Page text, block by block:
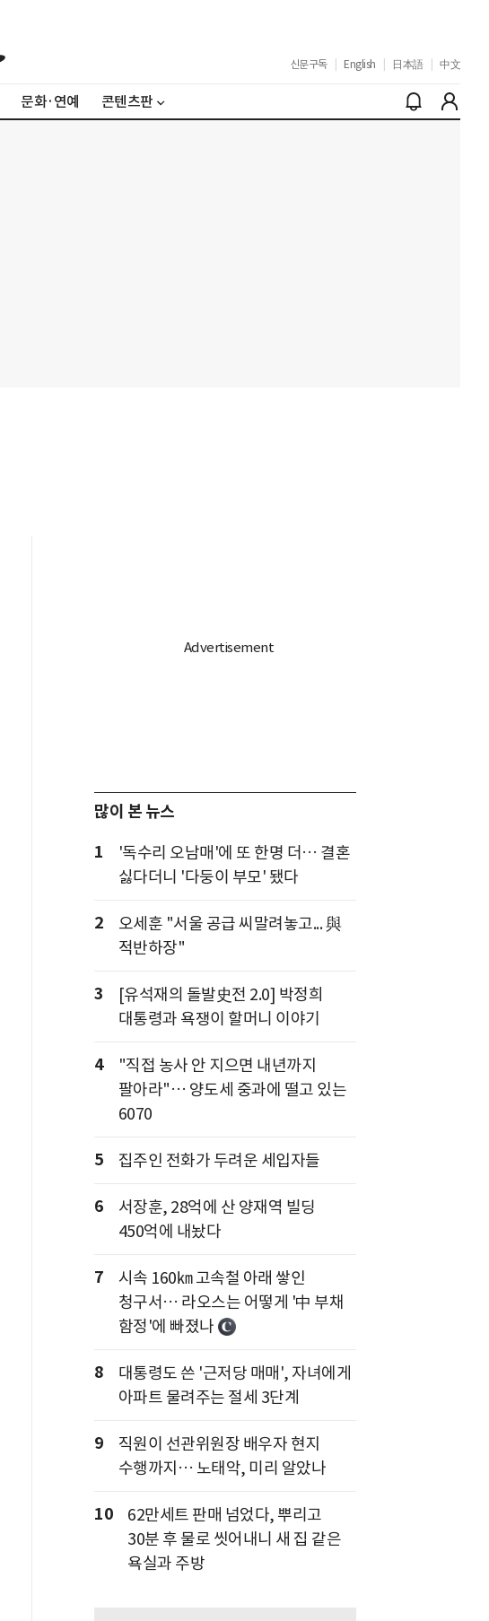
신문구독 English 日本語 中文
문화·연예 콘텐츠판
많이 본 뉴스
1
'독수리 오남매'에 또 한명 더… 결혼
싫다더니 '다둥이 부모' 됐다
2
오세훈 "서울 공급 씨말려놓고... 與
적반하장"
3
[유석재의 돌발史전 2.0] 박정희
대통령과 욕쟁이 할머니 이야기
4
"직접 농사 안 지으면 내년까지
팔아라"… 양도세 중과에 떨고 있는
6070
5 집주인 전화가 두려운 세입자들
6
서장훈, 28억에 산 양재역 빌딩
450억에 내놨다
7
시속 160㎞ 고속철 아래 쌓인
청구서… 라오스는 어떻게 '中 부채
함정'에 빠졌나
8
대통령도 쓴 '근저당 매매', 자녀에게
아파트 물려주는 절세 3단계
9
직원이 선관위원장 배우자 현지
수행까지… 노태악, 미리 알았나
10
62만세트 판매 넘었다, 뿌리고
30분 후 물로 씻어내니 새 집 같은
욕실과 주방